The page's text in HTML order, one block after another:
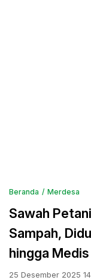
Beranda Merdesa
Sawah
Sampah,
hingga Medis
25 Desember 2025